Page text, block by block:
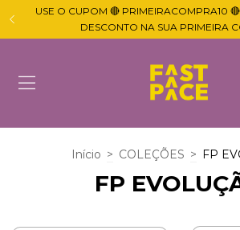
USE O CUPOM 🔴 PRIMEIRACOMPRA10
DESCONTO NA SUA PRIMEIRA
Início > COLEÇÕES > FP
FP